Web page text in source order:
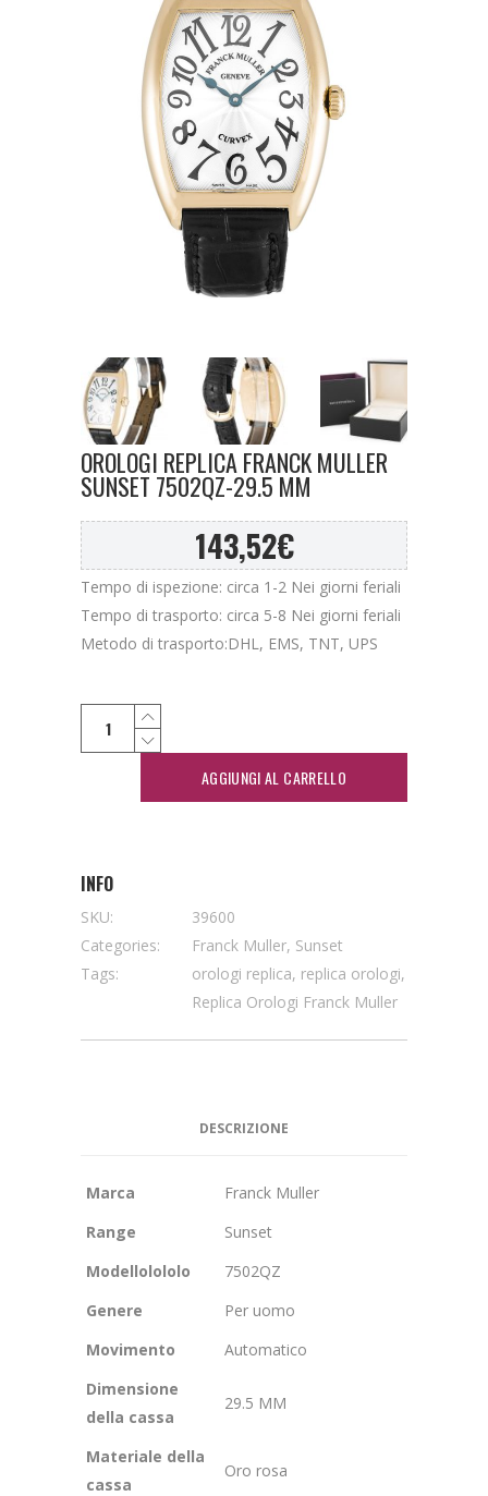
OROLOGI REPLICA FRANCK MULLER
SUNSET 7502QZ-29.5 MM
143,52€
Tempo di ispezione: circa 1-2 Nei giorni feriali
Tempo di trasporto: circa 5-8 Nei giorni feriali
Metodo di trasporto:DHL, EMS, TNT, UPS
AGGIUNGI AL CARRELLO
INFO
SKU:
39600
Categories:
Franck Muller, Sunset
Tags:
orologi replica, replica orologi,
Replica Orologi Franck Muller
DESCRIZIONE
Marca
Franck Muller
Range
Sunset
Modellolololo
7502QZ
Genere
Per uomo
Movimento
Automatico
Dimensione
della cassa
29.5 MM
Materiale della
cassa
Oro rosa